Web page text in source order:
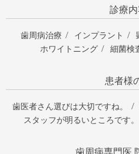
診療
歯周病治療 インプラント
ホワイトニング
細菌検
患者様
歯医者さん選びは大切ですね。
スタッフが明るいところです。